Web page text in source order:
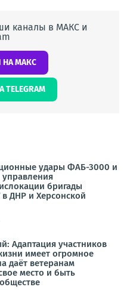
каналы в МАКС и
НА МАКС
удары ФАБ-3000 и
бригады
ДНР и Херсонской
Адаптация участников
имеет огромное
даёт ветеранам
место и быть